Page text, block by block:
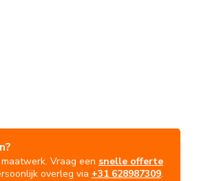
Vraag een snelle offerte
overleg via +31 628987309.